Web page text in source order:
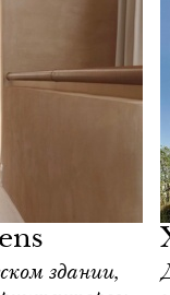
здании,